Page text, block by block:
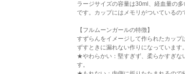
ラージサイズの容量は30ml、経血量の
です。カップにはメモリがついているの
【フルムーンガールの特徴】
すずらんをイメージして作られたカッ
ずすときに漏れない作りになっています。
★やわらかい：堅すぎず、柔らかすぎな
す。